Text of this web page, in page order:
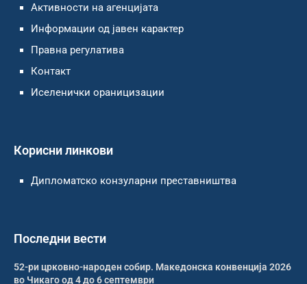
Активности на агенцијата
Информации од јавен карактер
Правна регулатива
Контакт
Иселенички ораницизации
Корисни линкови
Дипломатско конзуларни преставништва
Последни вести
52-ри црковно-народен собир. Македонска конвенција 2026
во Чикаго од 4 до 6 септември